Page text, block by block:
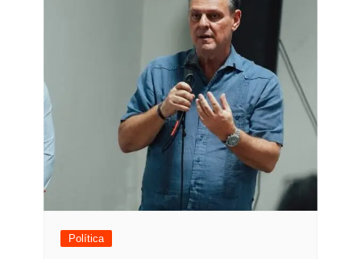
Política